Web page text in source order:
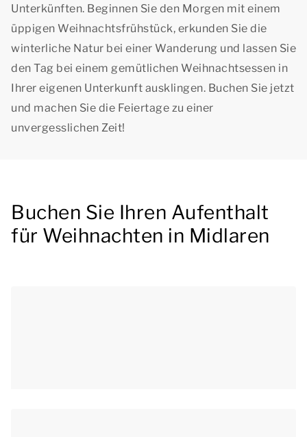
Unterkünften. Beginnen Sie den Morgen mit einem
üppigen Weihnachtsfrühstück, erkunden Sie die
winterliche Natur bei einer Wanderung und lassen Sie
den Tag bei einem gemütlichen Weihnachtsessen in
Ihrer eigenen Unterkunft ausklingen. Buchen Sie jetzt
und machen Sie die Feiertage zu einer
unvergesslichen Zeit!
Buchen Sie Ihren Aufenthalt
für Weihnachten in Midlaren